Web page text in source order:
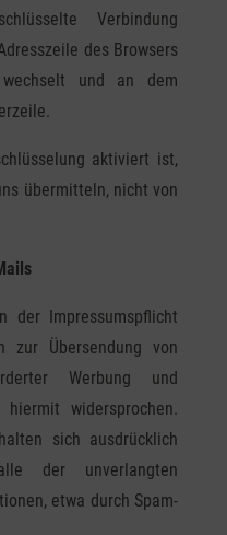
Verbindung
des Browsers
und an dem
aktiviert ist,
übermitteln, nicht von
der Impressumspflicht
zur Übersendung von
Werbung und
widersprochen.
sich ausdrücklich
der unverlangten
etwa durch Spam-